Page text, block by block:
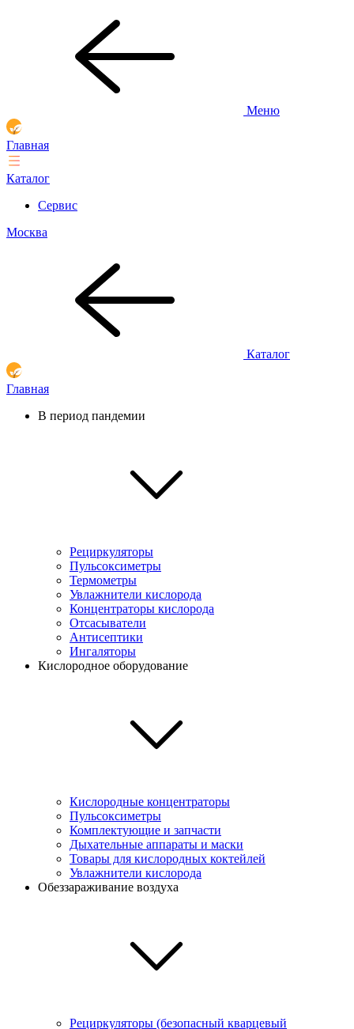
Меню
Главная
Каталог
Сервис
Москва
Каталог
Главная
В период пандемии
Рециркуляторы
Пульсоксиметры
Термометры
Увлажнители кислорода
Концентраторы кислорода
Отсасыватели
Антисептики
Ингаляторы
Кислородное оборудование
Кислородные концентраторы
Пульсоксиметры
Комплектующие и запчасти
Дыхательные аппараты и маски
Товары для кислородных коктейлей
Увлажнители кислорода
Обеззараживание воздуха
Рециркуляторы (безопасный кварцевый